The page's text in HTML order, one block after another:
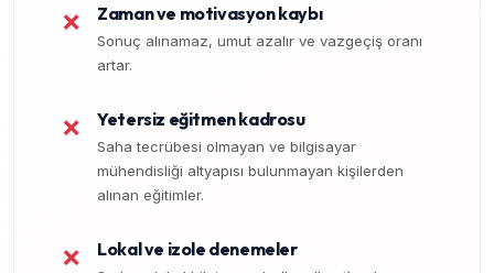
❌ Zaman ve motivasyon kaybı
Sonuç alınamaz, umut azalır ve vazgeçiş oranı
artar.
❌ Yetersiz eğitmen kadrosu
Saha tecrübesi olmayan ve bilgisayar
mühendisliği altyapısı bulunmayan kişilerden
alınan eğitimler.
❌ Lokal ve izole denemeler